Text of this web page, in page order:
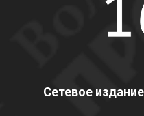
Сетевое